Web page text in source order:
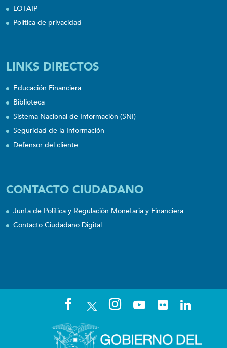
LOTAIP
Política de privacidad
LINKS DIRECTOS
Educación Financiera
Biblioteca
Sistema Nacional de Información (SNI)
Seguridad de la Información
Defensor del cliente
CONTACTO CIUDADANO
Junta de Política y Regulación Monetaria y Financiera
Contacto Ciudadano Digital